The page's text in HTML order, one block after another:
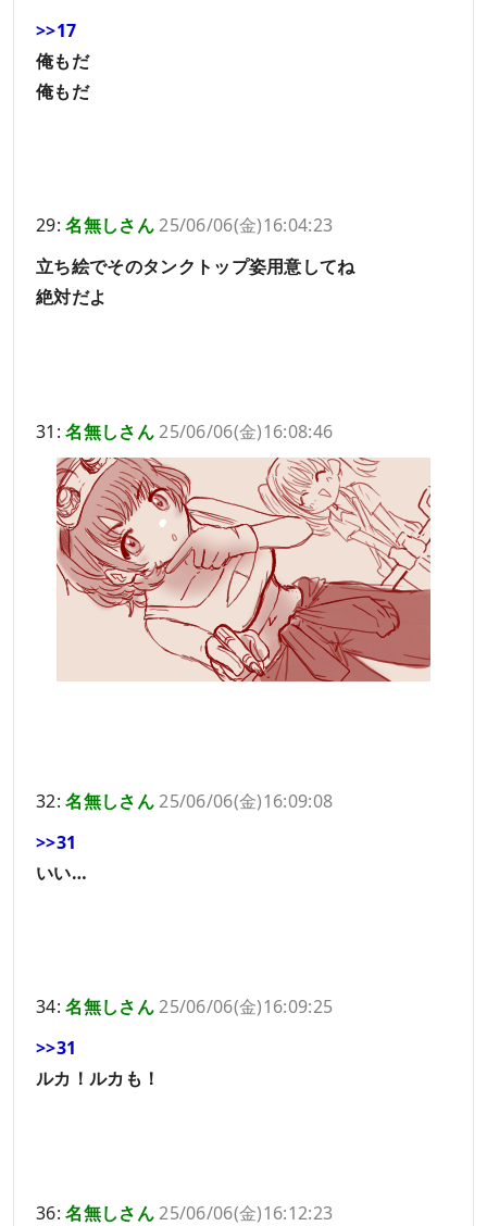
>>17
俺もだ
俺もだ
29:名無しさん25/06/06(金)16:04:23
立ち絵でそのタンクトップ姿用意してね
絶対だよ
31:名無しさん25/06/06(金)16:08:46
32:名無しさん25/06/06(金)16:09:08
>>31
いい…
34:名無しさん25/06/06(金)16:09:25
>>31
ルカ！ルカも！
36:名無しさん25/06/06(金)16:12:23